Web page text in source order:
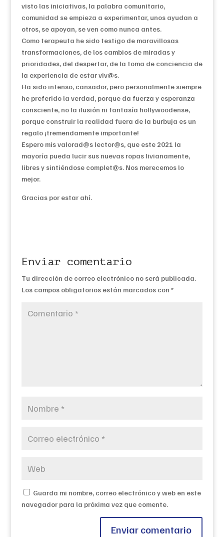
visto las iniciativas, la palabra comunitario,
comunidad se empieza a experimentar, unos ayudan a
otros, se apoyan, se ven como nunca antes.
Como terapeuta he sido testigo de maravillosas
transformaciones, de los cambios de miradas y
prioridades, del despertar, de la toma de conciencia de
la experiencia de estar viv@s.
Ha sido intenso, cansador, pero personalmente siempre
he preferido la verdad, porque da fuerza y esperanza
consciente, no la ilusión ni fantasía hollywoodense,
porque construir la realidad fuera de la burbuja es un
regalo ¡tremendamente importante!
Espero mis valorad@s lector@s, que este 2021 la
mayoría pueda lucir sus nuevas ropas livianamente,
libres y sintiéndose complet@s. Nos merecemos lo
mejor.
Gracias por estar ahí.
Enviar comentario
Tu dirección de correo electrónico no será publicada.
Los campos obligatorios están marcados con *
Guarda mi nombre, correo electrónico y web en este
navegador para la próxima vez que comente.